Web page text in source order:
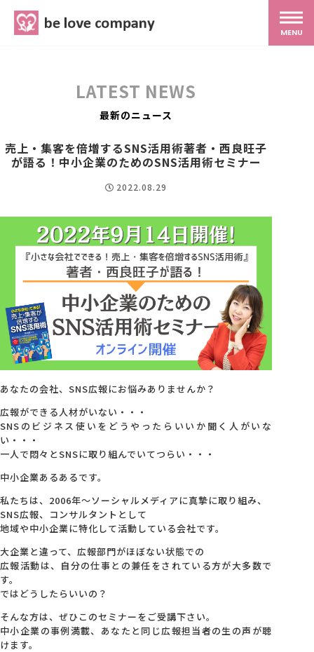
MENU
SNS広報
スタッフ紹介
最新ブログ
会社概要
アクセス
採用情報
お問い合わせ
LATEST NEWS
最新のニュース
売上・集客を倍増するSNS活用術著者・西良旺子
が語る！中小企業のためのSNS活用術セミナー
2022.08.29
あなたの会社、SNS広報にお悩みありませんか？
広報ができる人材がいない・・・
SNSのビジネス使いをどうやったらいいか聞く人がいな
い・・・
一人で悶々とSNSに取り組んでいてつらい・・・
中小企業あるあるです。
私たちは、2006年～ソーシャルメディアに真摯に取り組み、
SNS広報、コンサルタントとして
地域や中小企業に特化して活動している会社です。
大企業と違って、広報部門がほぼない状態での
広報活動は、自分の仕事との兼任をされている方が大多数で
す。
ではどうしたらいいの？
そんな方は、ぜひこのセミナーをご受講下さい。
中小企業の事例満載、あなたと同じ広報担当者の生の声が聴
けます。